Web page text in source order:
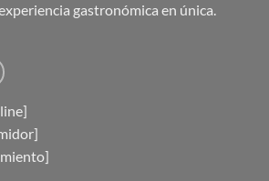
gastronómica en única.